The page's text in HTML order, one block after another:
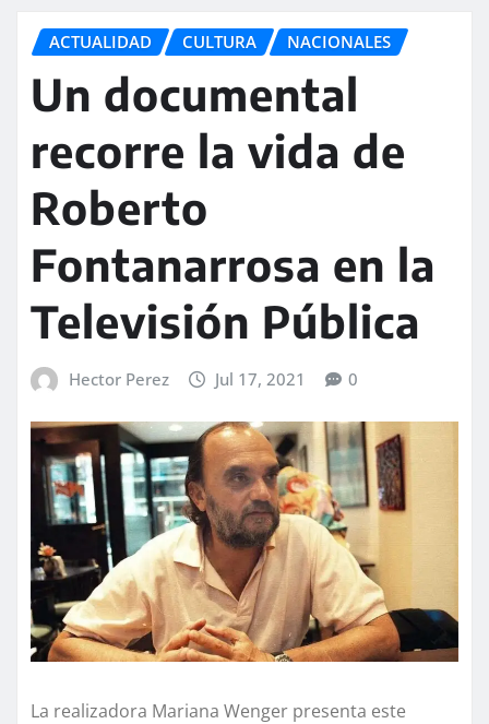
ACTUALIDAD CULTURA NACIONALES
Un documental
recorre la vida de
Roberto
Fontanarrosa en la
Televisión Pública
Hector Perez Jul 17, 2021 0
La realizadora Mariana Wenger presenta este